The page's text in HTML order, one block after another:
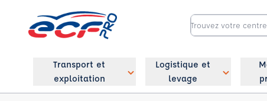
Transport et
exploitation
Logistique et
levage